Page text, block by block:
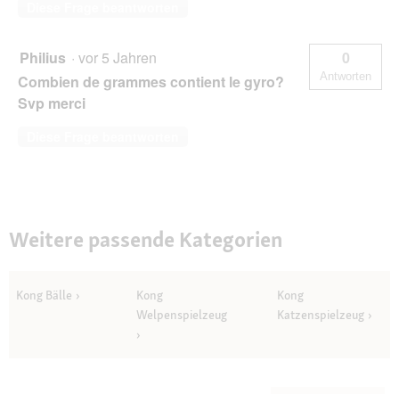
Philius · vor 5 Jahren
Combien de grammes contient le gyro?
Svp merci
0
Antworten
Weitere passende Kategorien
Kong Bälle
Kong
Welpenspielzeug
Kong
Katzenspielzeug